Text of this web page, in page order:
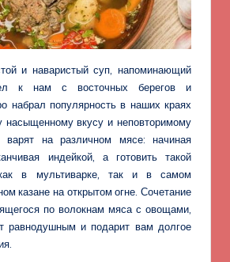
и наваристый суп, напоминающий
к нам с восточных берегов и
набрал популярность в наших краях
насыщенному вкусу и неповторимому
варят на различном мясе: начиная
индейкой, а готовить такой
в мультиварке, так и в самом
казане на открытом огне. Сочетание
по волокнам мяса с овощами,
равнодушным и подарит вам долгое